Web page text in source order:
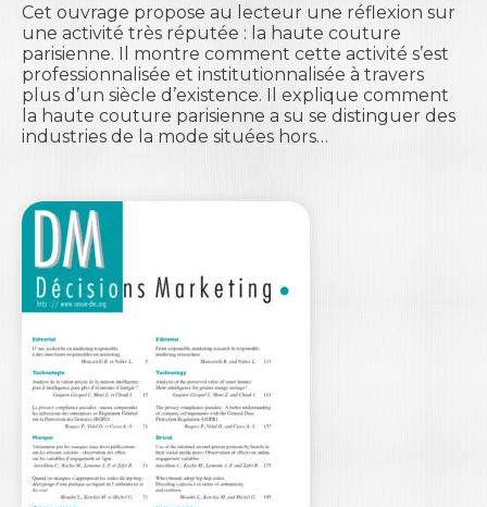
Cet ouvrage propose au lecteur une réflexion sur
une activité très réputée : la haute couture
parisienne. Il montre comment cette activité s’est
professionnalisée et institutionnalisée à travers
plus d’un siècle d’existence. Il explique comment
la haute couture parisienne a su se distinguer des
industries de la mode situées hors…